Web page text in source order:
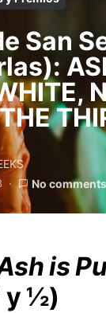
San
No comments
is
y ½)